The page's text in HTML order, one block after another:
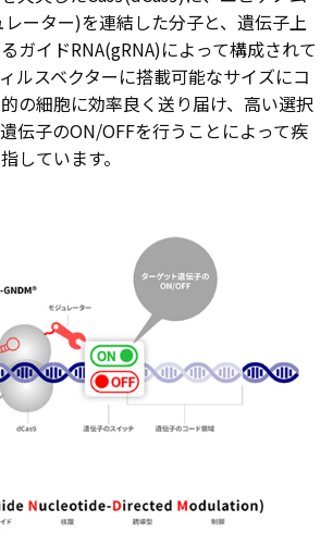
ーター)を連結した分子と、遺伝子上
ガイドRNA(gRNA)によって構成されて
ルスベクターに搭載可能なサイズにコ
の細胞に効率良く送り届け、高い選択
伝子のON/OFFを行うことによって疾
しています。